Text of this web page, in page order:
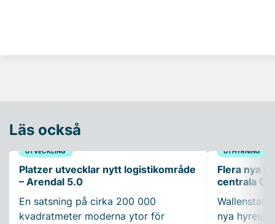
Läs också
UTVECKLING
Platzer utvecklar nytt logistikområde
– Arendal 5.0
En satsning på cirka 200 000
kvadratmeter moderna ytor för
UTHYRNING
Flera nya
centrala
nya